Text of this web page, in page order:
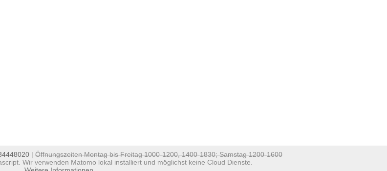
|Öffnungszeiten Montag bis Freitag 1000-1200, 1400-1830; Samstag 1200-1600
Wir verwenden Matomo lokal installiert und möglichst keine Cloud Dienste.